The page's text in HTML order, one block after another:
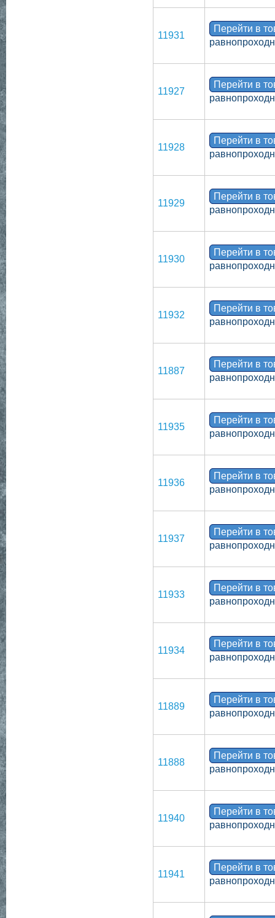
11931
Перейти в
11927
Перейти в
11928
Перейти в
11929
Перейти в
11930
Перейти в
11932
Перейти в
11887
Перейти в
11935
Перейти в
11936
Перейти в
11937
Перейти в
11933
Перейти в
11934
Перейти в
11889
Перейти в
11888
Перейти в
11940
Перейти в
11941
Перейти в